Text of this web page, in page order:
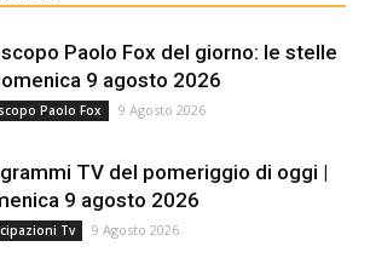
Paolo Fox del giorno: le stelle
9 agosto 2026
Paolo Fox 9 Agosto 2026
TV del pomeriggio di oggi |
9 agosto 2026
Tv 9 Agosto 2026